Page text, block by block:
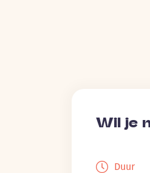
Wil je
Duur